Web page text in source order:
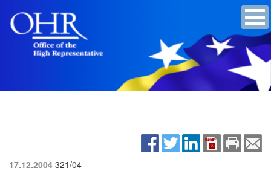
17.12.2004 321/04